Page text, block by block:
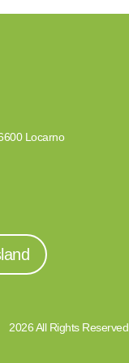
Locarno
2026 All Rights